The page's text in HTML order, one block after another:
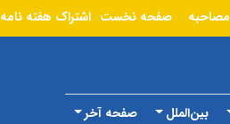
مصاحبه صفحه نخست اشتراک هفته نامه
بین‌الملل صفحه آخر